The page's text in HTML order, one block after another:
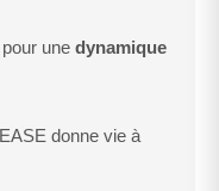
une dynamique
donne vie à